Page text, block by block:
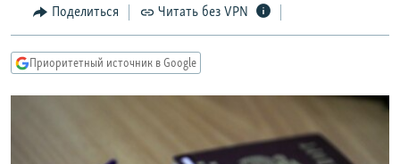
Вернутся
КУЛЬТУРА
КАВКАЗ.РЕАЛИИ
Поделиться Читать без VPN
Приоритетный источник в Google